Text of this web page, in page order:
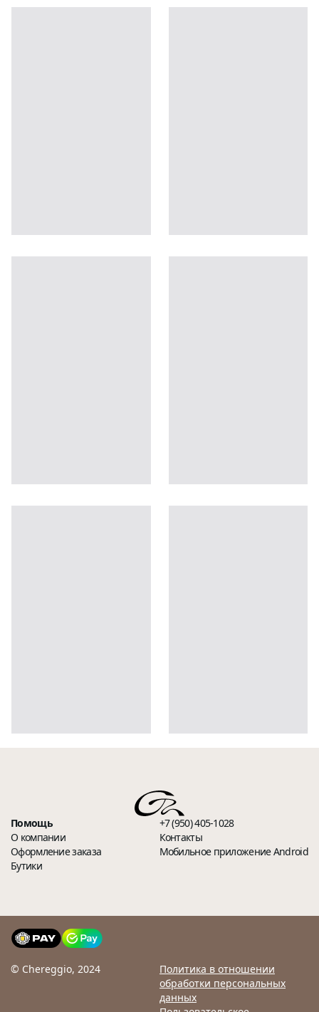
Помощь
О компании
Оформление заказа
Бутики
+7 (950) 405-1028
Контакты
Мобильное приложение Android
© Chereggio, 2024
Политика в отношении
обработки персональных
данных